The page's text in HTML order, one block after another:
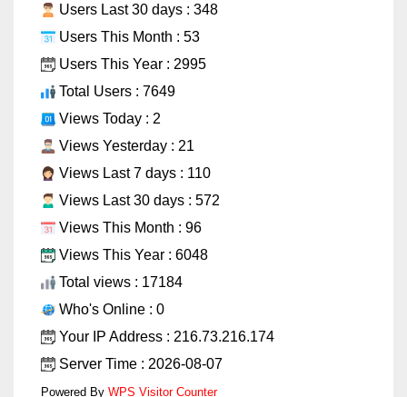
Users Last 30 days : 348
Users This Month : 53
Users This Year : 2995
Total Users : 7649
Views Today : 2
Views Yesterday : 21
Views Last 7 days : 110
Views Last 30 days : 572
Views This Month : 96
Views This Year : 6048
Total views : 17184
Who's Online : 0
Your IP Address : 216.73.216.174
Server Time : 2026-08-07
Powered By WPS Visitor Counter